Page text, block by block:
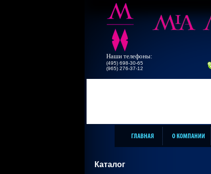
Наши телефоны:
(495) 698-30-65
(965) 276-37-12
Каталог